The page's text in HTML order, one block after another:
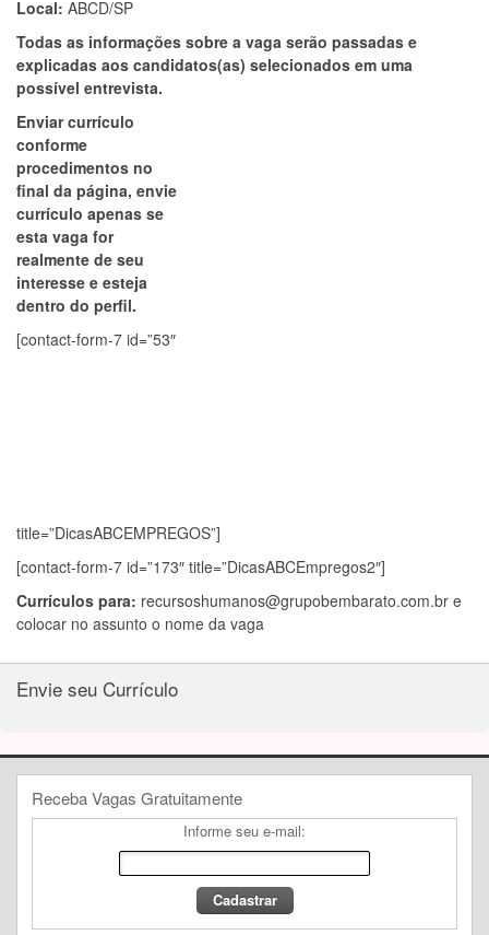
Local: ABCD/SP
Todas as informações sobre a vaga serão passadas e
explicadas aos candidatos(as) selecionados em uma
possível entrevista.
Enviar currículo
conforme
procedimentos no
final da página, envie
currículo apenas se
esta vaga for
realmente de seu
interesse e esteja
dentro do perfil.
[contact-form-7 id=”53″
title=”DicasABCEMPREGOS”]
[contact-form-7 id=”173″ title=”DicasABCEmpregos2″]
Currículos para: recursoshumanos@grupobembarato.com.br e
colocar no assunto o nome da vaga
Envie seu Currículo
Receba Vagas Gratuitamente
Informe seu e-mail: